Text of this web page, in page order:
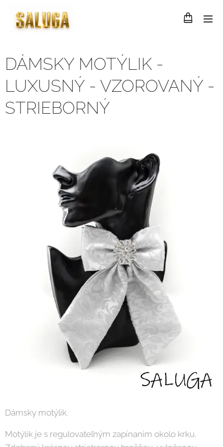
DÁMSKY MOTÝLIK -
LUXUSNÝ - VZOROVANÝ -
STRIEBORNÝ
Dámsky motýlik.
Motýlik je s regulovateľným zapínaním okolo krku.